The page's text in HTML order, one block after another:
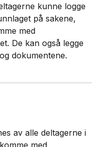
kunne logge
på sakene,
med
De kan også legge
dokumentene.
av alle deltagerne i
med